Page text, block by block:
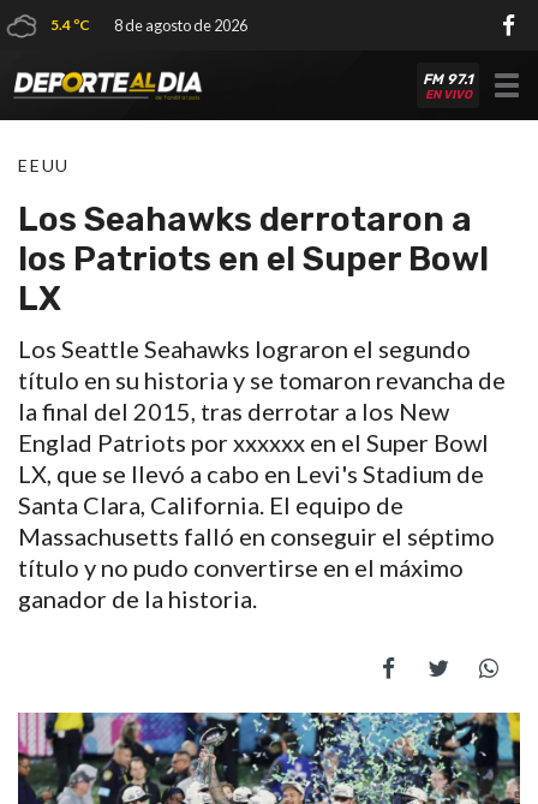
5.4 ºC 8 de agosto de 2026
FM 97.1
EN VIVO
EEUU
Los Seahawks derrotaron a
los Patriots en el Super Bowl
LX
Los Seattle Seahawks lograron el segundo
título en su historia y se tomaron revancha de
la final del 2015, tras derrotar a los New
Englad Patriots por xxxxxx en el Super Bowl
LX, que se llevó a cabo en Levi's Stadium de
Santa Clara, California. El equipo de
Massachusetts falló en conseguir el séptimo
título y no pudo convertirse en el máximo
ganador de la historia.